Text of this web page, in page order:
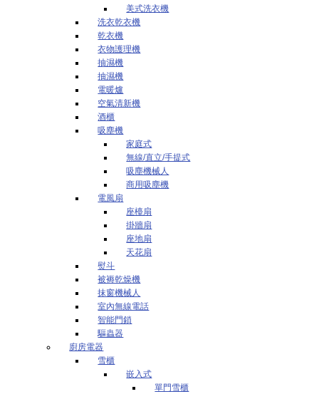
美式洗衣機
洗衣乾衣機
乾衣機
衣物護理機
抽濕機
抽濕機
電暖爐
空氣清新機
酒櫃
吸塵機
家庭式
無線/直立/手提式
吸塵機械人
商用吸塵機
電風扇
座檯扇
掛牆扇
座地扇
天花扇
熨斗
被褥乾燥機
抹窗機械人
室內無線電話
智能門鎖
驅蟲器
廚房電器
雪櫃
嵌入式
單門雪櫃